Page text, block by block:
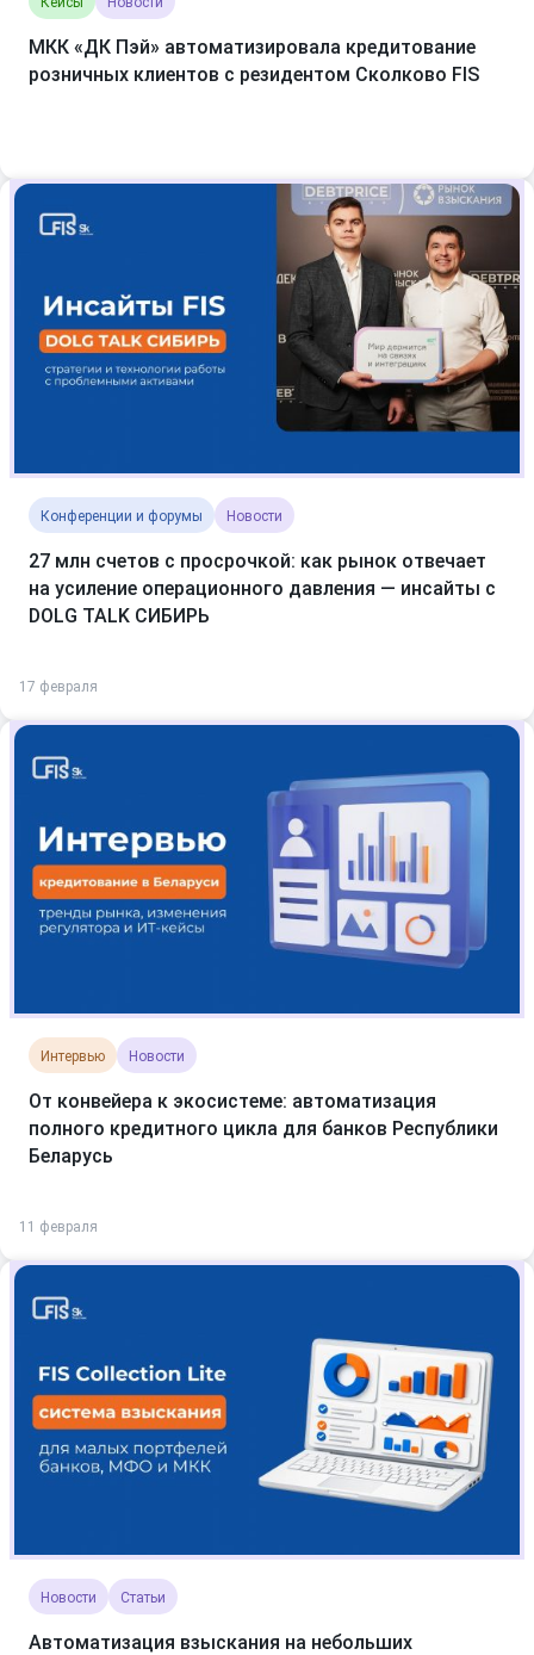
МКК «ДК Пэй» автоматизировала кредитование
розничных клиентов с резидентом Сколково FIS
Конференции и форумы Новости
27 млн счетов с просрочкой: как рынок отвечает
на усиление операционного давления — инсайты с
DOLG TALK СИБИРЬ
17 февраля
Интервью Новости
От конвейера к экосистеме: автоматизация
полного кредитного цикла для банков Республики
Беларусь
11 февраля
Новости Статьи
Автоматизация взыскания на небольших